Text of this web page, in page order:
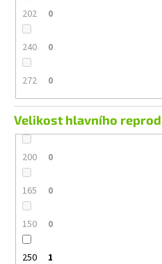
202 0
240 0
272 0
Velikost hlavního
200 0
165 0
150 0
250 1